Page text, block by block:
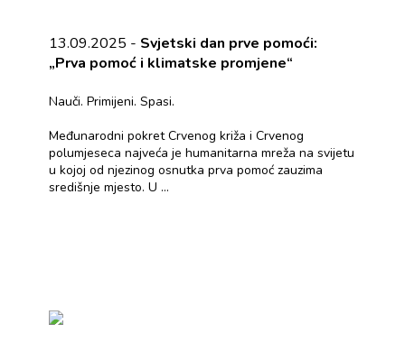
13.09.2025 - Svjetski dan prve pomoći:
„Prva pomoć i klimatske promjene“
Nauči. Primijeni. Spasi.
Međunarodni pokret Crvenog križa i Crvenog
polumjeseca najveća je humanitarna mreža na svijetu
u kojoj od njezinog osnutka prva pomoć zauzima
središnje mjesto. U ...